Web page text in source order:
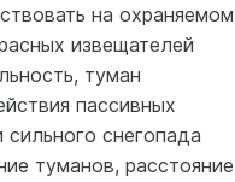
на охраняемом
извещателей
туман
пассивных
снегопада
туманов, расстояние